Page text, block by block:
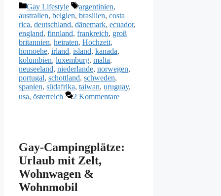
Kategorien
Gay Lifestyle Schlagwörter
argentinien,
australien, belgien, brasilien, costa
rica, deutschland, dänemark, ecuador,
england, finnland, frankreich, groß
britannien, heiraten, Hochzeit,
homoehe, irland, island, kanada,
kolumbien, luxemburg, malta,
neuseeland, niederlande, norwegen,
portugal, schottland, schweden,
spanien, südafrika, taiwan, uruguay,
usa, österreich 2 Kommentare
Gay-Campingplätze:
Urlaub mit Zelt,
Wohnwagen &
Wohnmobil